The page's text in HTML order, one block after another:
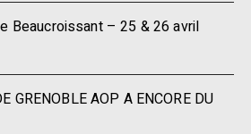
Beaucroissant – 25 & 26 avril
GRENOBLE AOP A ENCORE DU